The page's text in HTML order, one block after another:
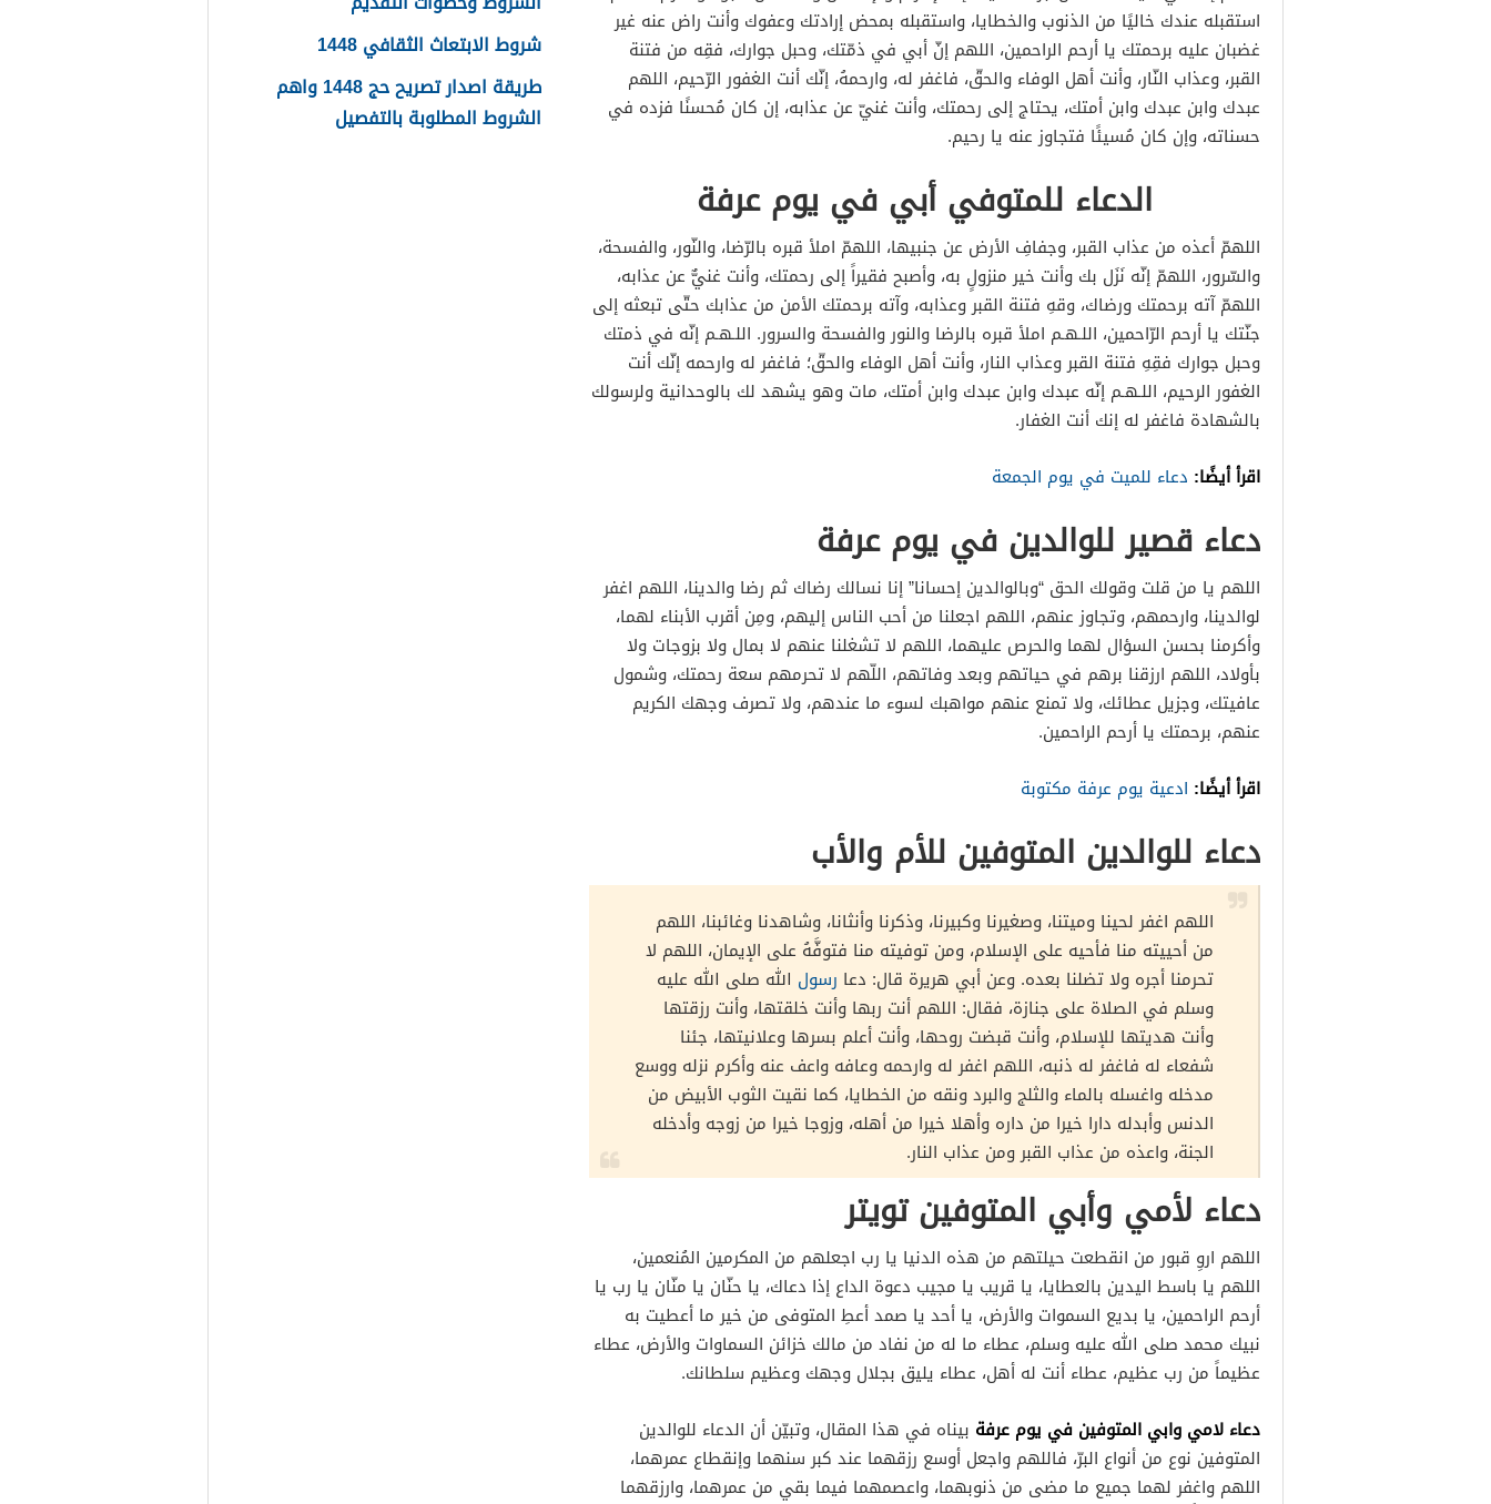
استقبله عندك خاليًا من الذنوب والخطايا، واستقبله بمحض إرادتك وعفوك وأنت راض عنه غير
غضبان عليه برحمتك يا أرحم الراحمين، اللهم إنّ أبي في ذمّتك، وحبل جوارك، فقِه من فتنة
القبر، وعذاب النّار، وأنت أهل الوفاء والحقّ، فاغفر له، وارحمهُ، إنّك أنت الغفور الرّحيم، اللهم
عبدك وابن عبدك وابن أمتك، يحتاج إلى رحمتك، وأنت غنيّ عن عذابه، إن كان مُحسنًا فزده في
حسناته، وإن كان مُسيئًا فتجاوز عنه يا رحيم.
الدعاء للمتوفي أبي في يوم عرفة
اللهمّ أعذه من عذاب القبر، وجفافِ الأرض عن جنبيها، اللهمّ املأ قبره بالرّضا، والنّور، والفسحة،
والسّرور، اللهمّ إنّه نَزَل بك وأنت خير منزولٍ به، وأصبح فقيراً إلى رحمتك، وأنت غنيٌّ عن عذابه،
اللهمّ آته برحمتك ورضاك، وقهِ فتنة القبر وعذابه، وآته برحمتك الأمن من عذابك حتّى تبعثه إلى
جنّتك يا أرحم الرّاحمين، اللـهـم املأ قبره بالرضا والنور والفسحة والسرور. اللـهـم إنّه في ذمتك
وحبل جوارك فقِهِ فتنة القبر وعذاب النار، وأنت أهل الوفاء والحقّ؛ فاغفر له وارحمه إنّك أنت
الغفور الرحيم، اللـهـم إنّه عبدك وابن عبدك وابن أمتك، مات وهو يشهد لك بالوحدانية ولرسولك
بالشهادة فاغفر له إنك أنت الغفار.
اقرأ أيضًا: دعاء للميت في يوم الجمعة
دعاء قصير للوالدين في يوم عرفة
اللهم يا من قلت وقولك الحق “وبالوالدين إحسانا” إنا نسالك رضاك ثم رضا والدينا، اللهم اغفر
لوالدينا، وارحمهم، وتجاوز عنهم، اللهم اجعلنا من أحب الناس إليهم، ومِن أقرب الأبناء لهما،
وأكرمنا بحسن السؤال لهما والحرص عليهما، اللهم لا تشغلنا عنهم لا بمال ولا بزوجات ولا
بأولاد، اللهم ارزقنا برهم في حياتهم وبعد وفاتهم، اللّهم لا تحرمهم سعة رحمتك، وشمول
عافيتك، وجزيل عطائك، ولا تمنع عنهم مواهبك لسوء ما عندهم، ولا تصرف وجهك الكريم
عنهم، برحمتك يا أرحم الراحمين.
اقرأ أيضًا: ادعية يوم عرفة مكتوبة
دعاء للوالدين المتوفين للأم والأب
اللهم اغفر لحينا وميتنا، وصغيرنا وكبيرنا، وذكرنا وأنثانا، وشاهدنا وغائبنا، اللهم
من أحييته منا فأحيه على الإسلام، ومن توفيته منا فتوفَّهُ على الإيمان، اللهم لا
تحرمنا أجره ولا تضلنا بعده. وعن أبي هريرة قال: دعا رسول الله صلى الله عليه
وسلم في الصلاة على جنازة، فقال: اللهم أنت ربها وأنت خلقتها، وأنت رزقتها
وأنت هديتها للإسلام، وأنت قبضت روحها، وأنت أعلم بسرها وعلانيتها، جئنا
شفعاء له فاغفر له ذنبه، اللهم اغفر له وارحمه وعافه واعف عنه وأكرم نزله ووسع
مدخله واغسله بالماء والثلج والبرد ونقه من الخطايا، كما نقيت الثوب الأبيض من
الدنس وأبدله دارا خيرا من داره وأهلا خيرا من أهله، وزوجا خيرا من زوجه وأدخله
الجنة، واعذه من عذاب القبر ومن عذاب النار.
دعاء لأمي وأبي المتوفين تويتر
اللهم اروِ قبور من انقطعت حيلتهم من هذه الدنيا يا رب اجعلهم من المكرمين المُنعمين،
اللهم يا باسط اليدين بالعطايا، يا قريب يا مجيب دعوة الداع إذا دعاك، يا حنّان يا منّان يا رب يا
أرحم الراحمين، يا بديع السموات والأرض، يا أحد يا صمد أعطِ المتوفى من خير ما أعطيت به
نبيك محمد صلى الله عليه وسلم، عطاء ما له من نفاد من مالك خزائن السماوات والأرض، عطاء
عظيماً من رب عظيم، عطاء أنت له أهل، عطاء يليق بجلال وجهك وعظيم سلطانك.
دعاء لامي وابي المتوفين في يوم عرفة بيناه في هذا المقال، وتبيّن أن الدعاء للوالدين
المتوفين نوع من أنواع البرّ، فاللهم واجعل أوسع رزقهما عند كبر سنهما وإنقطاع عمرهما،
اللهم واغفر لهما جميع ما مضى من ذنوبهما، واعصمهما فيما بقي من عمرهما، وارزقهما
شروط الابتعاث الثقافي 1448
طريقة اصدار تصريح حج 1448 واهم
الشروط المطلوبة بالتفصيل